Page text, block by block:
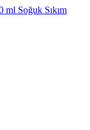
ml Soğuk Sıkım